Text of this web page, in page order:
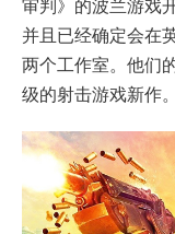
审判》的波兰游戏
并且已经确定会在
两个工作室。他们
级的射击游戏新作。